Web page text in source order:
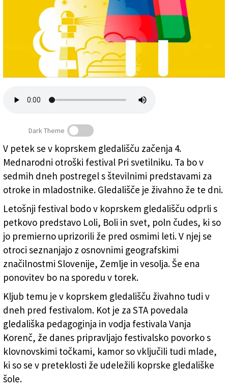
Mednarodni otroški festival Pri svetilniku bo trajal od
23. do 29. avgusta
Dark Theme
V petek se v koprskem gledališču začenja 4.
Mednarodni otroški festival Pri svetilniku. Ta bo v
sedmih dneh postregel s številnimi predstavami za
otroke in mladostnike. Gledališče je živahno že te dni.
Letošnji festival bodo v koprskem gledališču odprli s
petkovo predstavo Loli, Boli in svet, poln čudes, ki so
jo premierno uprizorili že pred osmimi leti. V njej se
otroci seznanjajo z osnovnimi geografskimi
značilnostmi Slovenije, Zemlje in vesolja. Še ena
ponovitev bo na sporedu v torek.
Kljub temu je v koprskem gledališču živahno tudi v
dneh pred festivalom. Kot je za STA povedala
gledališka pedagoginja in vodja festivala Vanja
Korenč, že danes pripravljajo festivalsko povorko s
klovnovskimi točkami, kamor so vključili tudi mlade,
ki so se v preteklosti že udeležili koprske gledališke
šole.